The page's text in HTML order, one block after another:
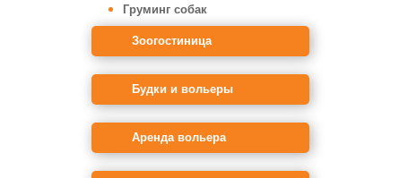
Груминг собак
Зоогостиница
Будки и вольеры
Аренда вольера